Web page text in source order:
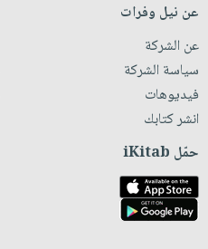
عن نيل وفرات
عن الشركة
سياسة الشركة
فيديوهات
انشر كتابك
حمّل iKitab